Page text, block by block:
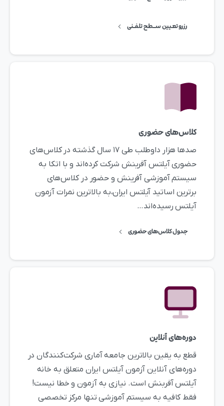
رزرو تعـیین ســـطح تلفــنی
کلاس‌های حضوری
صدها هزار داوطلب طی ۱۷ سال گذشته در کلاس‌های
حضوری آیلتس آفرینش شرکت کرده‌اند و با اتکا به
سیستم آموزشی آفرینش و حضور در کلاس‌های
برترین اساتید آیلتس ایران،به بالاترین نمرات آزمون
آیلتس رسیده‌اند…
جدول کلاس‌های حضوری
دوره‌های آنلاین
قطع به یقین بالاترین جامعه آماری شرکت‌کنندگان در
دوره‌های آنلاین آزمون آیلتس ایران متعلق به خانه
آیلتس آفربنش است. نیازی به آزمون و خطا نیست!
فقط کافیه به سیستم آموزشی تنها مرکز تخصصی